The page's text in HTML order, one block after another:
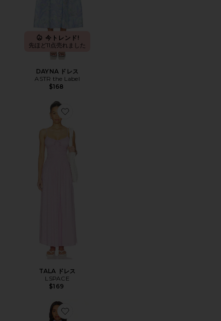
今トレンド!
先ほど11点売れました
DAYNA ドレス
ASTR the Label
$168
Favorite TALA ドレス
TALA ドレス
LSPACE
$169
Favorite QUEEN ガウン